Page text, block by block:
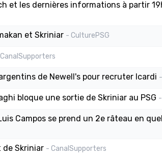
et les dernières informations à partir
et Skriniar - CulturePSG
de Newell's pour recruter Icardi
bloque une sortie de Skriniar au PSG
Campos se prend un 2e râteau en
Skriniar - CanalSupporters